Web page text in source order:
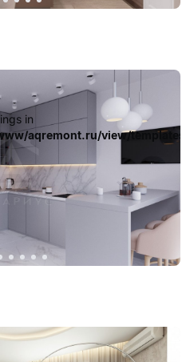
in
aqremont.ru/view/